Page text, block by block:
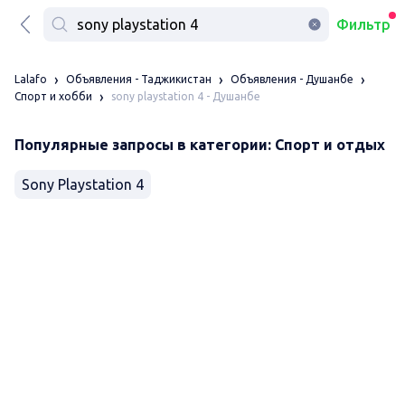
Фильтр
Lalafo Объявления - Таджикистан
Объявления - Душанбе
Спорт и хобби
sony playstation 4 - Душанбе
Популярные запросы в категории: Спорт и отдых
Sony Playstation 4